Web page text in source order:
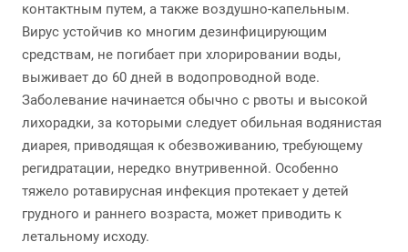
контактным путем, а также воздушно-капельным.
Вирус устойчив ко многим дезинфицирующим
средствам, не погибает при хлорировании воды,
выживает до 60 дней в водопроводной воде.
Заболевание начинается обычно с рвоты и высокой
лихорадки, за которыми следует обильная водянистая
диарея, приводящая к обезвоживанию, требующему
регидратации, нередко внутривенной. Особенно
тяжело ротавирусная инфекция протекает у детей
грудного и раннего возраста, может приводить к
летальному исходу.